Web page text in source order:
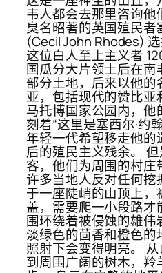
韦人都会去那里咨询他
臭名昭著的英国殖民者
(Cecil John Rhodes)
这位白人至上主义者
国瓜分大片领土后在南
部分土地，后来以他的
亚，包括现代的赞比亚
马托博国家公园内，
刻着“这里是塞西尔·约
年轻一代希望移走他的
后的殖民主义残余。
客，他们为周围的村
许多当地人反对任何挖
于一座陡峭的山顶上，
盖，需要爬一小段路才
围环绕着被侵蚀的雄伟
淡绿色的茴香和橙色
照射下会变得明亮。
到周围广阔的树木，羚